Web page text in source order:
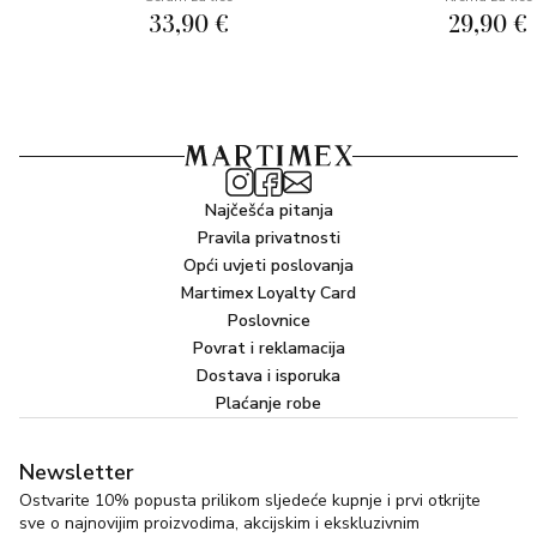
33,90 € 29,90 €
Najčešća pitanja
Pravila privatnosti
Opći uvjeti poslovanja
Martimex Loyalty Card
Poslovnice
Povrat i reklamacija
Dostava i isporuka
Plaćanje robe
Newsletter
Ostvarite 10% popusta prilikom sljedeće kupnje i prvi otkrijte
sve o najnovijim proizvodima, akcijskim i ekskluzivnim